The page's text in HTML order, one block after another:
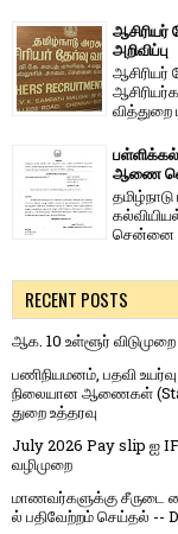
ஆசிரியர்
அறிவிப்பு
ஆசிரியர்
வித்​துறை
ஆணை
சென்னை
RECENT POSTS
ஆக. 10 உள்ளூர்
பணிநியமனம், பதவி
நிலையான ஆணைகள்
துறை உத்தரவு
July 2026 Pay slip ஐ
வழிமுறை
மாணவர்களுக்கு சீருடை
ல் பதிவேற்றம் செய்தல் --